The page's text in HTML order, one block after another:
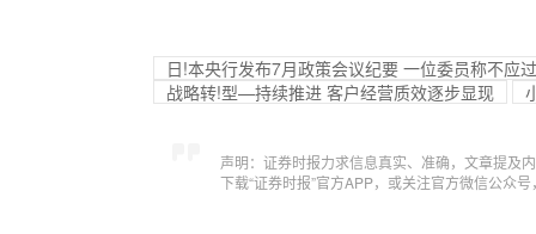
日!本央行发布7月政策会议纪要 一位委员称不应
战略转!型—持续推进 客户经营质效逐步显现
声明：证券时报力求信息真实、准确，文章提及
下载“证券时报”官方APP，或关注官方微信公众